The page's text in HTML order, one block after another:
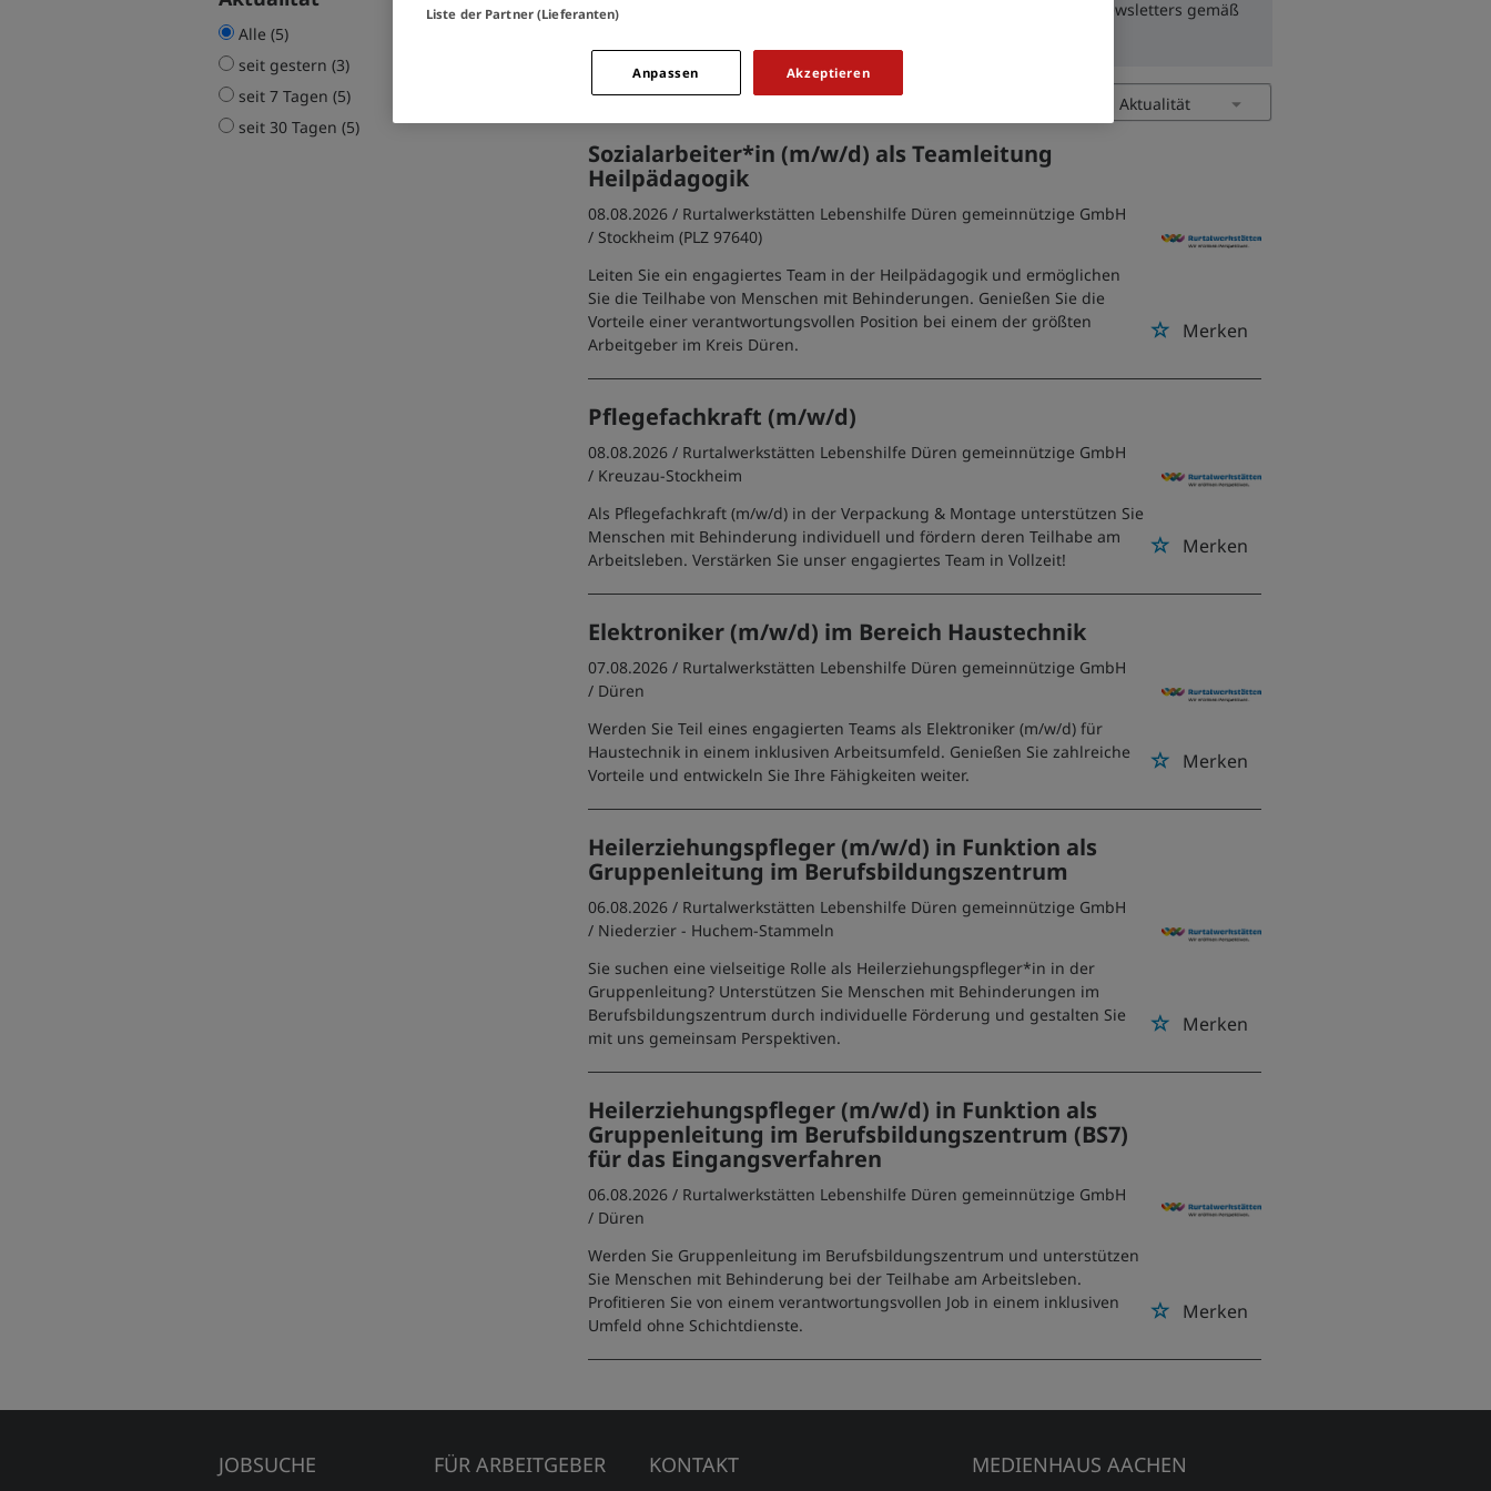
Alle (5)
seit gestern (3)
seit 7 Tagen (5)
seit 30 Tagen (5)
Ich willige in die Verarbeitung meiner Daten zum Erhalt des Newsletters gemäß
Sozialarbeiter*in (m/w/d) als Teamleitung
Heilpädagogik
Merken
08.08.2026 / Rurtalwerkstätten Lebenshilfe Düren gemeinnützige GmbH
/ Stockheim (PLZ 97640)
Leiten Sie ein engagiertes Team in der Heilpädagogik und ermöglichen
Sie die Teilhabe von Menschen mit Behinderungen. Genießen Sie die
Vorteile einer verantwortungsvollen Position bei einem der größten
Arbeitgeber im Kreis Düren.
Pflegefachkraft (m/w/d)
Merken
08.08.2026 / Rurtalwerkstätten Lebenshilfe Düren gemeinnützige GmbH
/ Kreuzau-Stockheim
Als Pflegefachkraft (m/w/d) in der Verpackung & Montage unterstützen Sie
Menschen mit Behinderung individuell und fördern deren Teilhabe am
Arbeitsleben. Verstärken Sie unser engagiertes Team in Vollzeit!
Elektroniker (m/w/d) im Bereich Haustechnik
Merken
07.08.2026 / Rurtalwerkstätten Lebenshilfe Düren gemeinnützige GmbH
/ Düren
Werden Sie Teil eines engagierten Teams als Elektroniker (m/w/d) für
Haustechnik in einem inklusiven Arbeitsumfeld. Genießen Sie zahlreiche
Vorteile und entwickeln Sie Ihre Fähigkeiten weiter.
Heilerziehungspfleger (m/w/d) in Funktion als
Gruppenleitung im Berufsbildungszentrum
Merken
06.08.2026 / Rurtalwerkstätten Lebenshilfe Düren gemeinnützige GmbH
/ Niederzier - Huchem-Stammeln
Sie suchen eine vielseitige Rolle als Heilerziehungspfleger*in in der
Gruppenleitung? Unterstützen Sie Menschen mit Behinderungen im
Berufsbildungszentrum durch individuelle Förderung und gestalten Sie
mit uns gemeinsam Perspektiven.
Heilerziehungspfleger (m/w/d) in Funktion als
Gruppenleitung im Berufsbildungszentrum (BS7)
für das Eingangsverfahren
Merken
06.08.2026 / Rurtalwerkstätten Lebenshilfe Düren gemeinnützige GmbH
/ Düren
Werden Sie Gruppenleitung im Berufsbildungszentrum und unterstützen
Sie Menschen mit Behinderung bei der Teilhabe am Arbeitsleben.
Profitieren Sie von einem verantwortungsvollen Job in einem inklusiven
Umfeld ohne Schichtdienste.
JOBSUCHE FÜR ARBEITGEBER KONTAKT MEDIENHAUS AACHEN
Liste der Partner (Lieferanten)
Akzeptieren
Anpassen